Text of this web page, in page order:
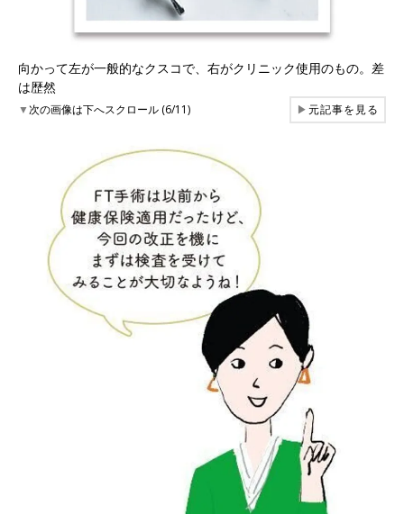
向かって左が一般的なクスコで、右がクリニック使用のもの。差
は歴然
▼次の画像は下へスクロール (6/11) ▶元記事を見る